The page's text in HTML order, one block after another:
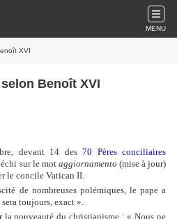
MENU
XVI
Benoît XVI
devant 14 des70 Pères conciliaires
sur le mot aggiornamento (mise à jour)
le concile Vatican II.
de nombreuses polémiques, le pape a
toujours, exact ».
la nouveauté du christianisme : « Nous ne